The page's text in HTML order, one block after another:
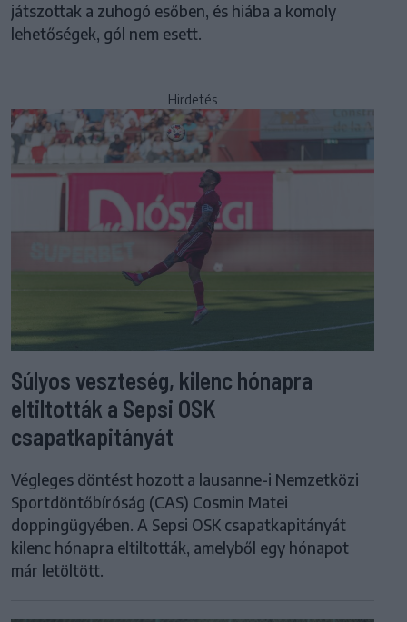
játszottak a zuhogó esőben, és hiába a komoly
lehetőségek, gól nem esett.
Hirdetés
Súlyos veszteség, kilenc hónapra
eltiltották a Sepsi OSK
csapatkapitányát
Végleges döntést hozott a lausanne-i Nemzetközi
Sportdöntőbíróság (CAS) Cosmin Matei
doppingügyében. A Sepsi OSK csapatkapitányát
kilenc hónapra eltiltották, amelyből egy hónapot
már letöltött.